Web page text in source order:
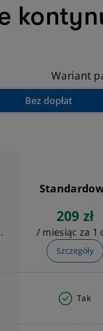
Wariant
Bez dopłat
209 zł
/ miesiąc za 1
Szczegóły
Tak